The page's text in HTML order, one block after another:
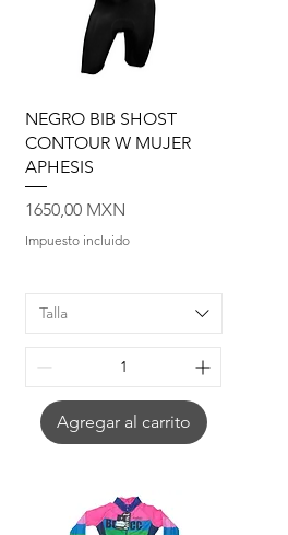
Vista rápida
NEGRO BIB SHOST
CONTOUR W MUJER
APHESIS
Precio
1650,00 MXN
Impuesto incluido
Talla
Agregar al carrito